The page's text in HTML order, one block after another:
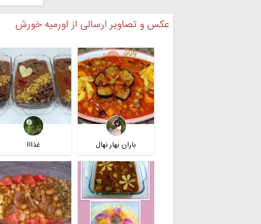
عکس و تصاویر ارسالی از اورمیه خورش
باران بهار نهال غذااا